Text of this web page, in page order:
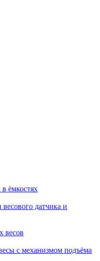
ёмкостях
датчика и
весов
с механизмом подъёма